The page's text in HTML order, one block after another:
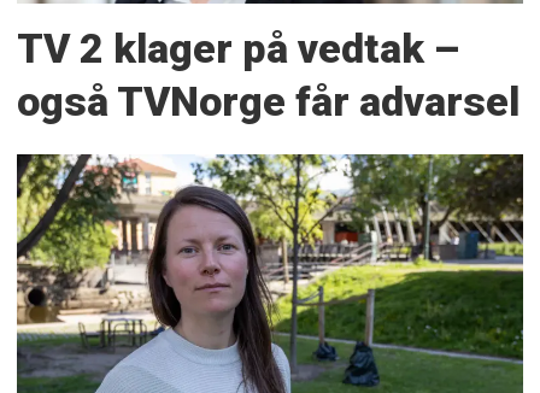
TV 2 klager på vedtak –
også TVNorge får advarsel